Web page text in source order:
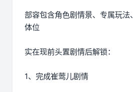
部容包含角色剧情景、专属玩法
体位
实在现前头置剧情后解锁：
1、完成崔莺儿剧情